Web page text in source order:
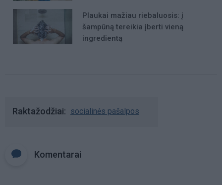
Plaukai mažiau riebaluosis: į
šampūną tereikia įberti vieną
ingredientą
Raktažodžiai socialinės pašalpos
Komentarai